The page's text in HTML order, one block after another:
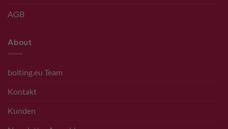
AGB
About
bolting.eu Team
Kontakt
Kunden